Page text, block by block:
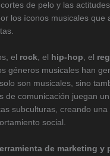
de pelo y las
los íconos musicales que
el rock, el hip-hop, el
géneros musicales han
son musicales, sino
de comunicación juegan
subculturas, creando una
social.
de marketing y